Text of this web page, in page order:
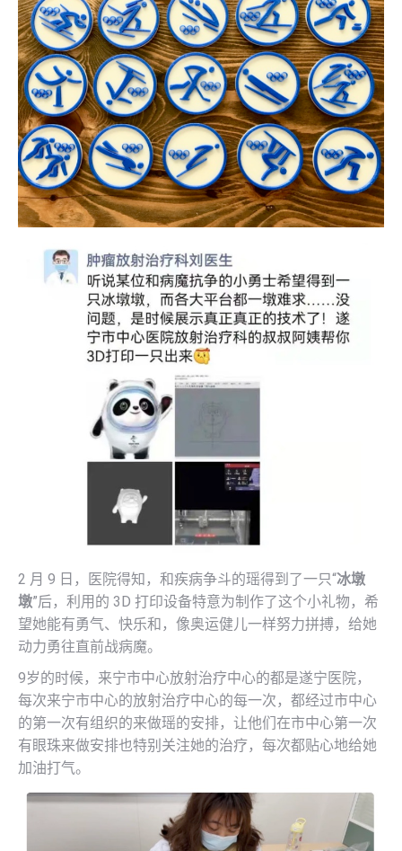
2 月 9 日，医院得知，和疾病争斗的瑶得到了一只“冰墩
墩”后，利用的 3D 打印设备特意为制作了这个小礼物，希
望她能有勇气、快乐和，像奥运健儿一样努力拼搏，给她
动力勇往直前战病魔。
9岁的时候，来宁市中心放射治疗中心的都是遂宁医院，
每次来宁市中心的放射治疗中心的每一次，都经过市中心
的第一次有组织的来做瑶的安排，让他们在市中心第一次
有眼珠来做安排也特别关注她的治疗，每次都贴心地给她
加油打气。